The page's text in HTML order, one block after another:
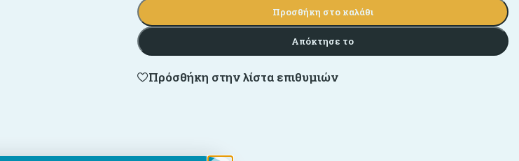
Προσθήκη στο καλάθι
Απόκτησε το
Πρόσθήκη στην λίστα επιθυμιών